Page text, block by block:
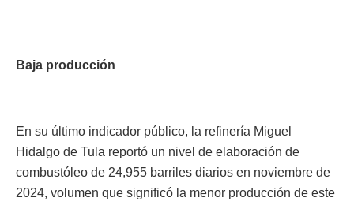
Baja producción
En su último indicador público, la refinería Miguel
Hidalgo de Tula reportó un nivel de elaboración de
combustóleo de 24,955 barriles diarios en noviembre de
2024, volumen que significó la menor producción de este